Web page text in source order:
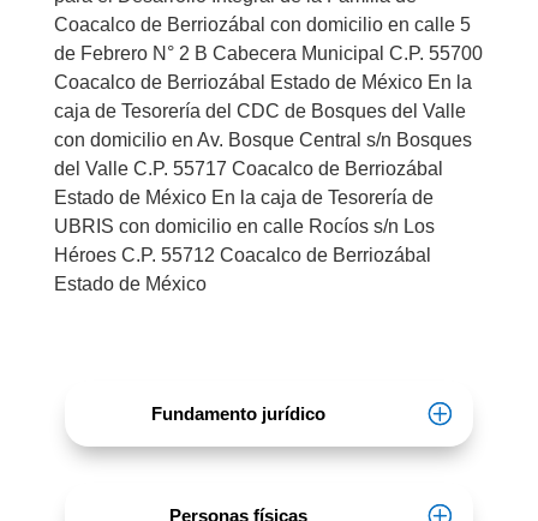
Coacalco de Berriozábal con domicilio en calle 5
de Febrero N° 2 B Cabecera Municipal C.P. 55700
Coacalco de Berriozábal Estado de México En la
caja de Tesorería del CDC de Bosques del Valle
con domicilio en Av. Bosque Central s/n Bosques
del Valle C.P. 55717 Coacalco de Berriozábal
Estado de México En la caja de Tesorería de
UBRIS con domicilio en calle Rocíos s/n Los
Héroes C.P. 55712 Coacalco de Berriozábal
Estado de México
Fundamento jurídico
Personas físicas